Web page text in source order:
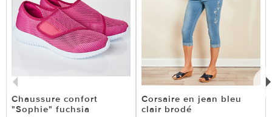
Chaussure confort
"Sophie" fuchsia
Corsaire en jean bleu
clair brodé